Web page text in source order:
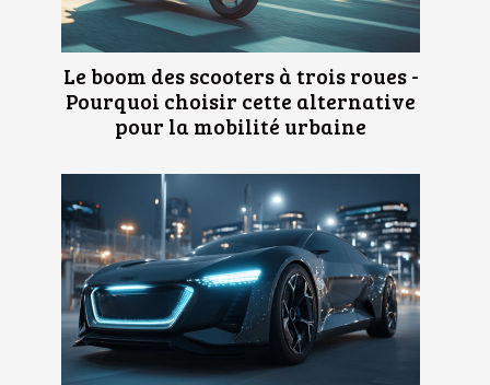
Le boom des scooters à trois roues -
Pourquoi choisir cette alternative
pour la mobilité urbaine